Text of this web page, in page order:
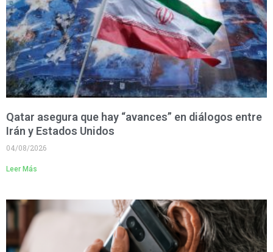
Qatar asegura que hay “avances” en diálogos entre
Irán y Estados Unidos
04/08/2026
Leer Más